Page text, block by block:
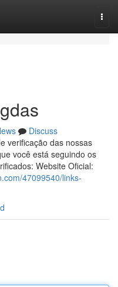
Discuss
verificação das nossas
você está seguindo os
Website Oficial:
47099540/links-